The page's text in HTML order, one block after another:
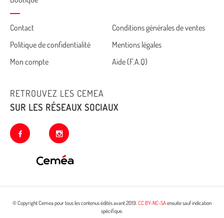
Cemea
footer
Contact
Conditions générales de ventes
Politique de confidentialité
Mentions légales
Mon compte
Aide (F.A.Q)
RETROUVEZ LES CEMEA
SUR LES RÉSEAUX SOCIAUX
facebook instagram
© Copyright Cemea pour tous les contenus édités avant 2019.CC BY-NC-SAensuite sauf indication
spécifique.